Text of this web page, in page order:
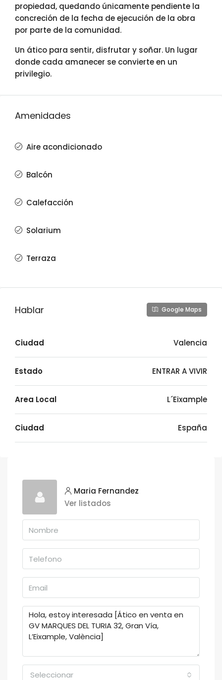
propiedad, quedando únicamente pendiente la
concreción de la fecha de ejecución de la obra
por parte de la comunidad.
Un ático para sentir, disfrutar y soñar. Un lugar
donde cada amanecer se convierte en un
privilegio.
Amenidades
Aire acondicionado
Balcón
Calefacción
Solarium
Terraza
Hablar Google Maps
Ciudad Valencia
Estado ENTRAR A VIVIR
Area Local L´Eixample
Ciudad España
Maria Fernandez
Ver listados
Seleccionar